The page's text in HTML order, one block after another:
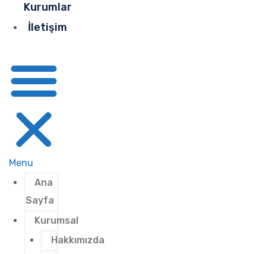
Kurumlar
İletişim
Menu
Ana
Sayfa
Kurumsal
Hakkımızda